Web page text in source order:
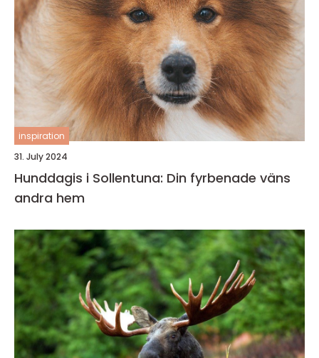
inspiration
31. July 2024
Hunddagis i Sollentuna: Din fyrbenade väns
andra hem